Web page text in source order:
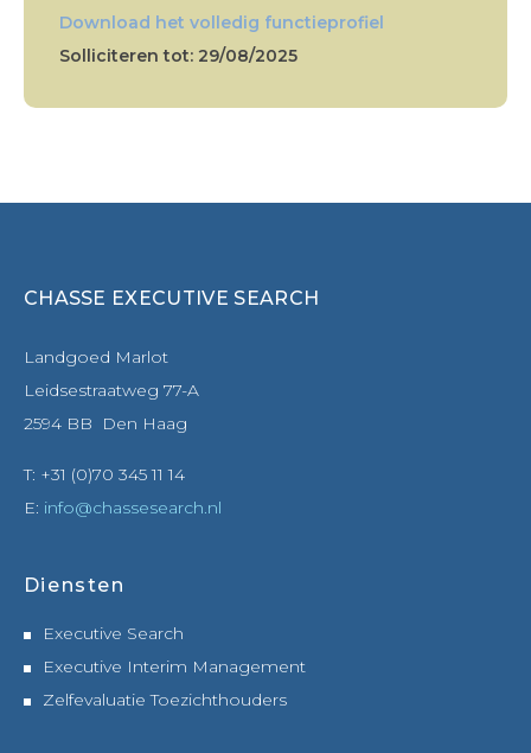
Download het volledig functieprofiel
Solliciteren tot: 29/08/2025
CHASSE EXECUTIVE SEARCH
Landgoed Marlot
Leidsestraatweg 77-A
2594 BB Den Haag
T: +31 (0)70 345 11 14
E: info@chassesearch.nl
Diensten
Executive Search
Executive Interim Management
Zelfevaluatie Toezichthouders